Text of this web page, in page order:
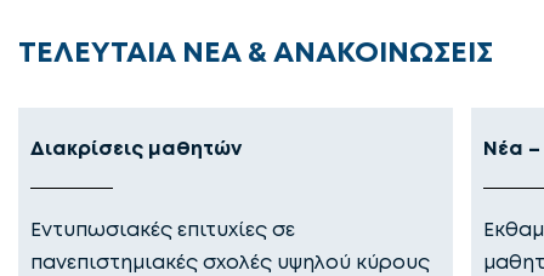
ΤΕΛΕΥΤΑΙΑ ΝΕΑ & ΑΝΑΚΟΙΝΩΣΕΙΣ
Διακρίσεις μαθητών
Εντυπωσιακές επιτυχίες σε
πανεπιστημιακές σχολές υψηλού κύρους
Νέα –